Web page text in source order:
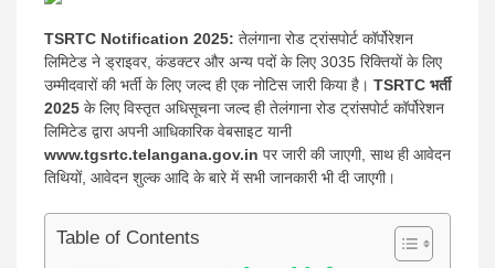
TSRTC Notification 2025: तेलंगाना रोड ट्रांसपोर्ट कॉर्पोरेशन
लिमिटेड ने ड्राइवर, कंडक्टर और अन्य पदों के लिए 3035 रिक्तियों के लिए
उम्मीदवारों की भर्ती के लिए जल्द ही एक नोटिस जारी किया है। TSRTC भर्ती
2025 के लिए विस्तृत अधिसूचना जल्द ही तेलंगाना रोड ट्रांसपोर्ट कॉर्पोरेशन
लिमिटेड द्वारा अपनी आधिकारिक वेबसाइट यानी
www.tgsrtc.telangana.gov.in पर जारी की जाएगी, साथ ही आवेदन
तिथियों, आवेदन शुल्क आदि के बारे में सभी जानकारी भी दी जाएगी।
Table of Contents